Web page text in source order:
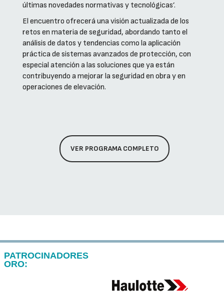
últimas novedades normativas y tecnológicas’.
El encuentro ofrecerá una visión actualizada de los
retos en materia de seguridad, abordando tanto el
análisis de datos y tendencias como la aplicación
práctica de sistemas avanzados de protección, con
especial atención a las soluciones que ya están
contribuyendo a mejorar la seguridad en obra y en
operaciones de elevación.
VER PROGRAMA COMPLETO
PATROCINADORES
ORO: